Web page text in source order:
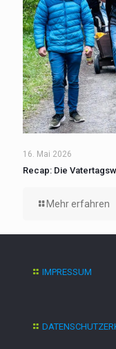
16. Mai 2026
Recap: Die
Mehr erfahren
IMPRESSUM